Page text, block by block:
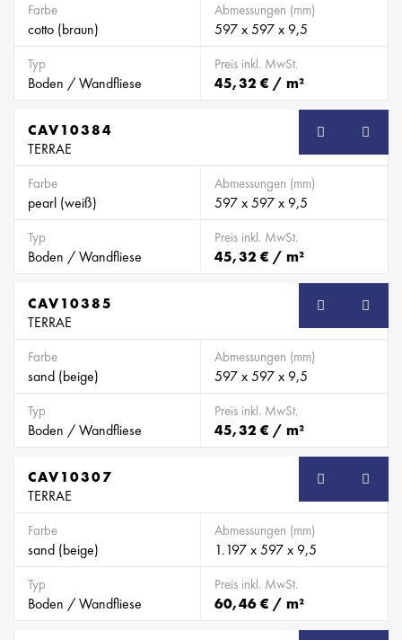
Farbe
cotto (braun)
Abmessungen (mm)
597 x 597 x 9,5
Typ
Boden / Wandfliese
Preis inkl. MwSt.
45,32 € / m²
CAV10384
TERRAE
Farbe
pearl (weiß)
Abmessungen (mm)
597 x 597 x 9,5
Typ
Boden / Wandfliese
Preis inkl. MwSt.
45,32 € / m²
CAV10385
TERRAE
Farbe
sand (beige)
Abmessungen (mm)
597 x 597 x 9,5
Typ
Boden / Wandfliese
Preis inkl. MwSt.
45,32 € / m²
CAV10307
TERRAE
Farbe
sand (beige)
Abmessungen (mm)
1.197 x 597 x 9,5
Typ
Boden / Wandfliese
Preis inkl. MwSt.
60,46 € / m²